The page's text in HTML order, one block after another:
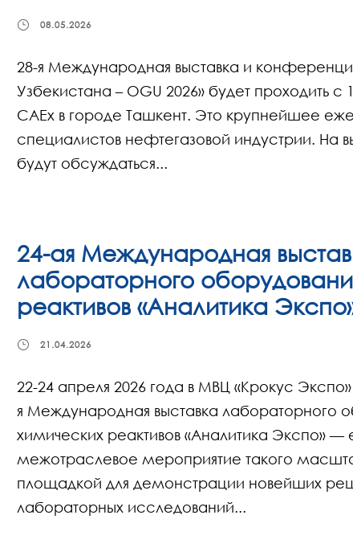
08.05.2026
28-я Международная выставка и
Узбекистана – OGU 2026» будет проходить с
CAEx в городе Ташкент. Это крупнейшее
специалистов нефтегазовой индустрии. На
будут обсуждаться...
24-ая Международная
лабораторного
реактивов «Аналитика
21.04.2026
22-24 апреля 2026 года в МВЦ «Крокус
я Международная выставка лабораторного
химических реактивов «Аналитика Экспо» —
межотраслевое мероприятие такого
площадкой для демонстрации новейших
лабораторных исследований...